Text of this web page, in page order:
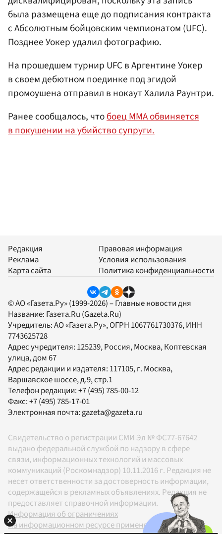
была размещена еще до подписания контракта
с Абсолютным бойцовским чемпионатом (UFC).
Позднее Уокер удалил фотографию.
На прошедшем турнир UFC в Аргентине Уокер
в своем дебютном поединке под эгидой
промоушена отправил в нокаут Халила Раунтри.
Ранее сообщалось, чтобоец ММА обвиняется
в покушении на убийство супруги.
Редакция
Реклама
Карта сайта
Правовая информация
Условия использования
Политика конфиденциальности
© АО «Газета.Ру» (1999-2026) – Главные новости дня
Название: Газета.Ru (Gazeta.Ru)
Учредитель:АО «Газета.Ру», ОГРН 1067761730376, ИНН
7743625728
Адрес учредителя: 125239, Россия, Москва, Коптевская
улица, дом 67
Адрес редакции и издателя: 117105, г. Москва,
Варшавское шоссе, д.9, стр.1
Телефон редакции:+7 (495) 785-00-12
Факс:+7 (495) 785-17-01
Электронная почта:gazeta@gazeta.ru
Свидетельство о регистрации СМИ Эл № ФС77-67642
выдано федеральной службой по надзору в сфере
связи, информационных технологий и массовых
коммуникаций (Роскомнадзор) 10.11.2016 г. Редакция не
несет ответственности за достоверность информации,
содержащейся в рекламных объявлениях. Редакция не
предоставляет справочной информации.
Информация об ограничениях
На информационном ресурсе применяются